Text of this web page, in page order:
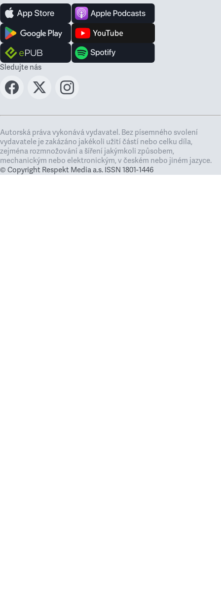
Sledujte nás
Autorská práva vykonává vydavatel. Bez písemného svolení
vydavatele je zakázáno jakékoli užití částí nebo celku díla,
zejména rozmnožování a šíření jakýmkoli způsobem,
mechanickým nebo elektronickým, v českém nebo jiném jazyce.
© Copyright Respekt Media a.s. ISSN 1801-1446